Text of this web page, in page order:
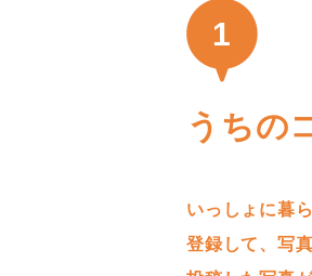
1
うちの
いっしょに暮
登録して、写